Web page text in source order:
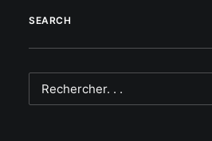
SEARCH